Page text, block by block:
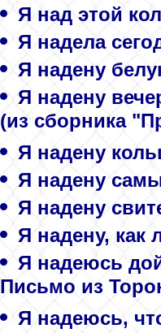
Я над этой
Я надела
Я надену
Я надену
(из сборника
Я надену
Я надену
Я надену
Я надену,
Я надеюсь
Письмо из
Я надеюсь,